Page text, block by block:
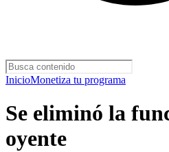
InicioMonetiza tu programa
Se eliminó la
oyente